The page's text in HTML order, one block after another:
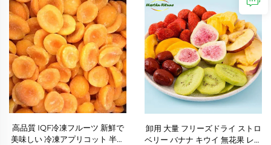
高品質 IQF冷凍フルーツ 新鮮で
美味しい 冷凍アプリコット 半分
卸用 大量 フリーズドライ ストロ
ベリー バナナ キウイ 無花果 レッ